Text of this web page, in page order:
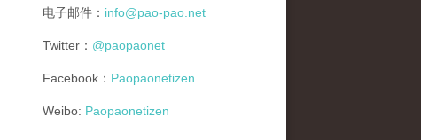
电子邮件： info@pao-pao.net
Twitter： @paopaonet
Facebook： Paopaonetizen
Weibo: Paopaonetizen